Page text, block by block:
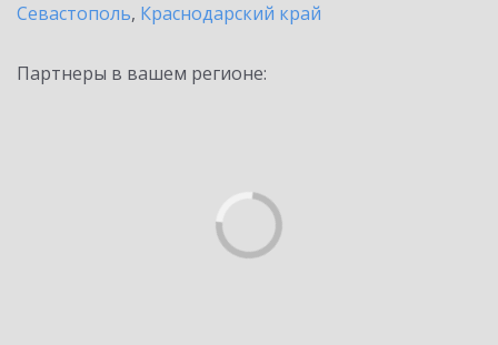
Севастополь, Краснодарский край
Партнеры в вашем регионе: